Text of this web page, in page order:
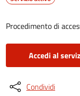
Procedimento di
Accedi al
Condividi